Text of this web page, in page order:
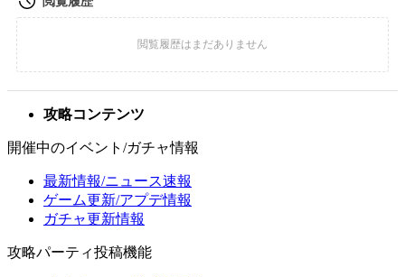
攻略コンテンツ
開催中のイベント/ガチャ情報
最新情報/ニュース速報
ゲーム更新/アプデ情報
ガチャ更新情報
攻略パーティ投稿機能